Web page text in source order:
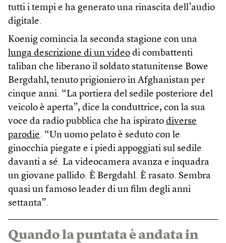
tutti i tempi e ha generato una rinascita dell’audio
digitale.
Koenig comincia la seconda stagione con una
lunga descrizione di un video di combattenti
taliban che liberano il soldato statunitense Bowe
Bergdahl, tenuto prigioniero in Afghanistan per
cinque anni. “La portiera del sedile posteriore del
veicolo è aperta”, dice la conduttrice, con la sua
voce da radio pubblica che ha ispirato diverse
parodie. “Un uomo pelato è seduto con le
ginocchia piegate e i piedi appoggiati sul sedile
davanti a sé. La videocamera avanza e inquadra
un giovane pallido. È Bergdahl. È rasato. Sembra
quasi un famoso leader di un film degli anni
settanta”.
Quando la puntata è andata in